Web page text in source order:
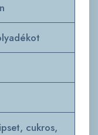
cukros,